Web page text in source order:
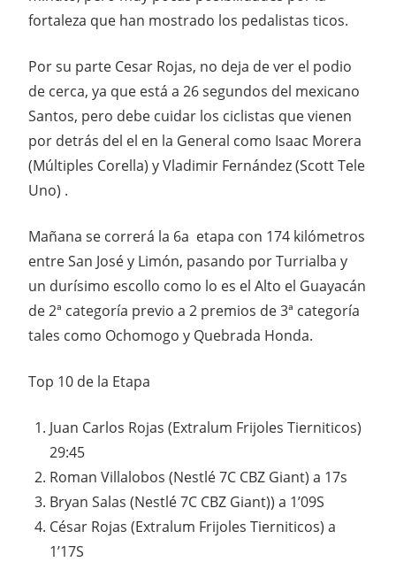
fortaleza que han mostrado los pedalistas ticos.
Por su parte Cesar Rojas, no deja de ver el podio
de cerca, ya que está a 26 segundos del mexicano
Santos, pero debe cuidar los ciclistas que vienen
por detrás del el en la General como Isaac Morera
(Múltiples Corella) y Vladimir Fernández (Scott Tele
Uno) .
Mañana se correrá la 6a etapa con 174 kilómetros
entre San José y Limón, pasando por Turrialba y
un durísimo escollo como lo es el Alto el Guayacán
de 2ª categoría previo a 2 premios de 3ª categoría
tales como Ochomogo y Quebrada Honda.
Top 10 de la Etapa
Juan Carlos Rojas (Extralum Frijoles Tierniticos)
29:45
Roman Villalobos (Nestlé 7C CBZ Giant) a 17s
Bryan Salas (Nestlé 7C CBZ Giant)) a 1’09S
César Rojas (Extralum Frijoles Tierniticos) a
1’17S